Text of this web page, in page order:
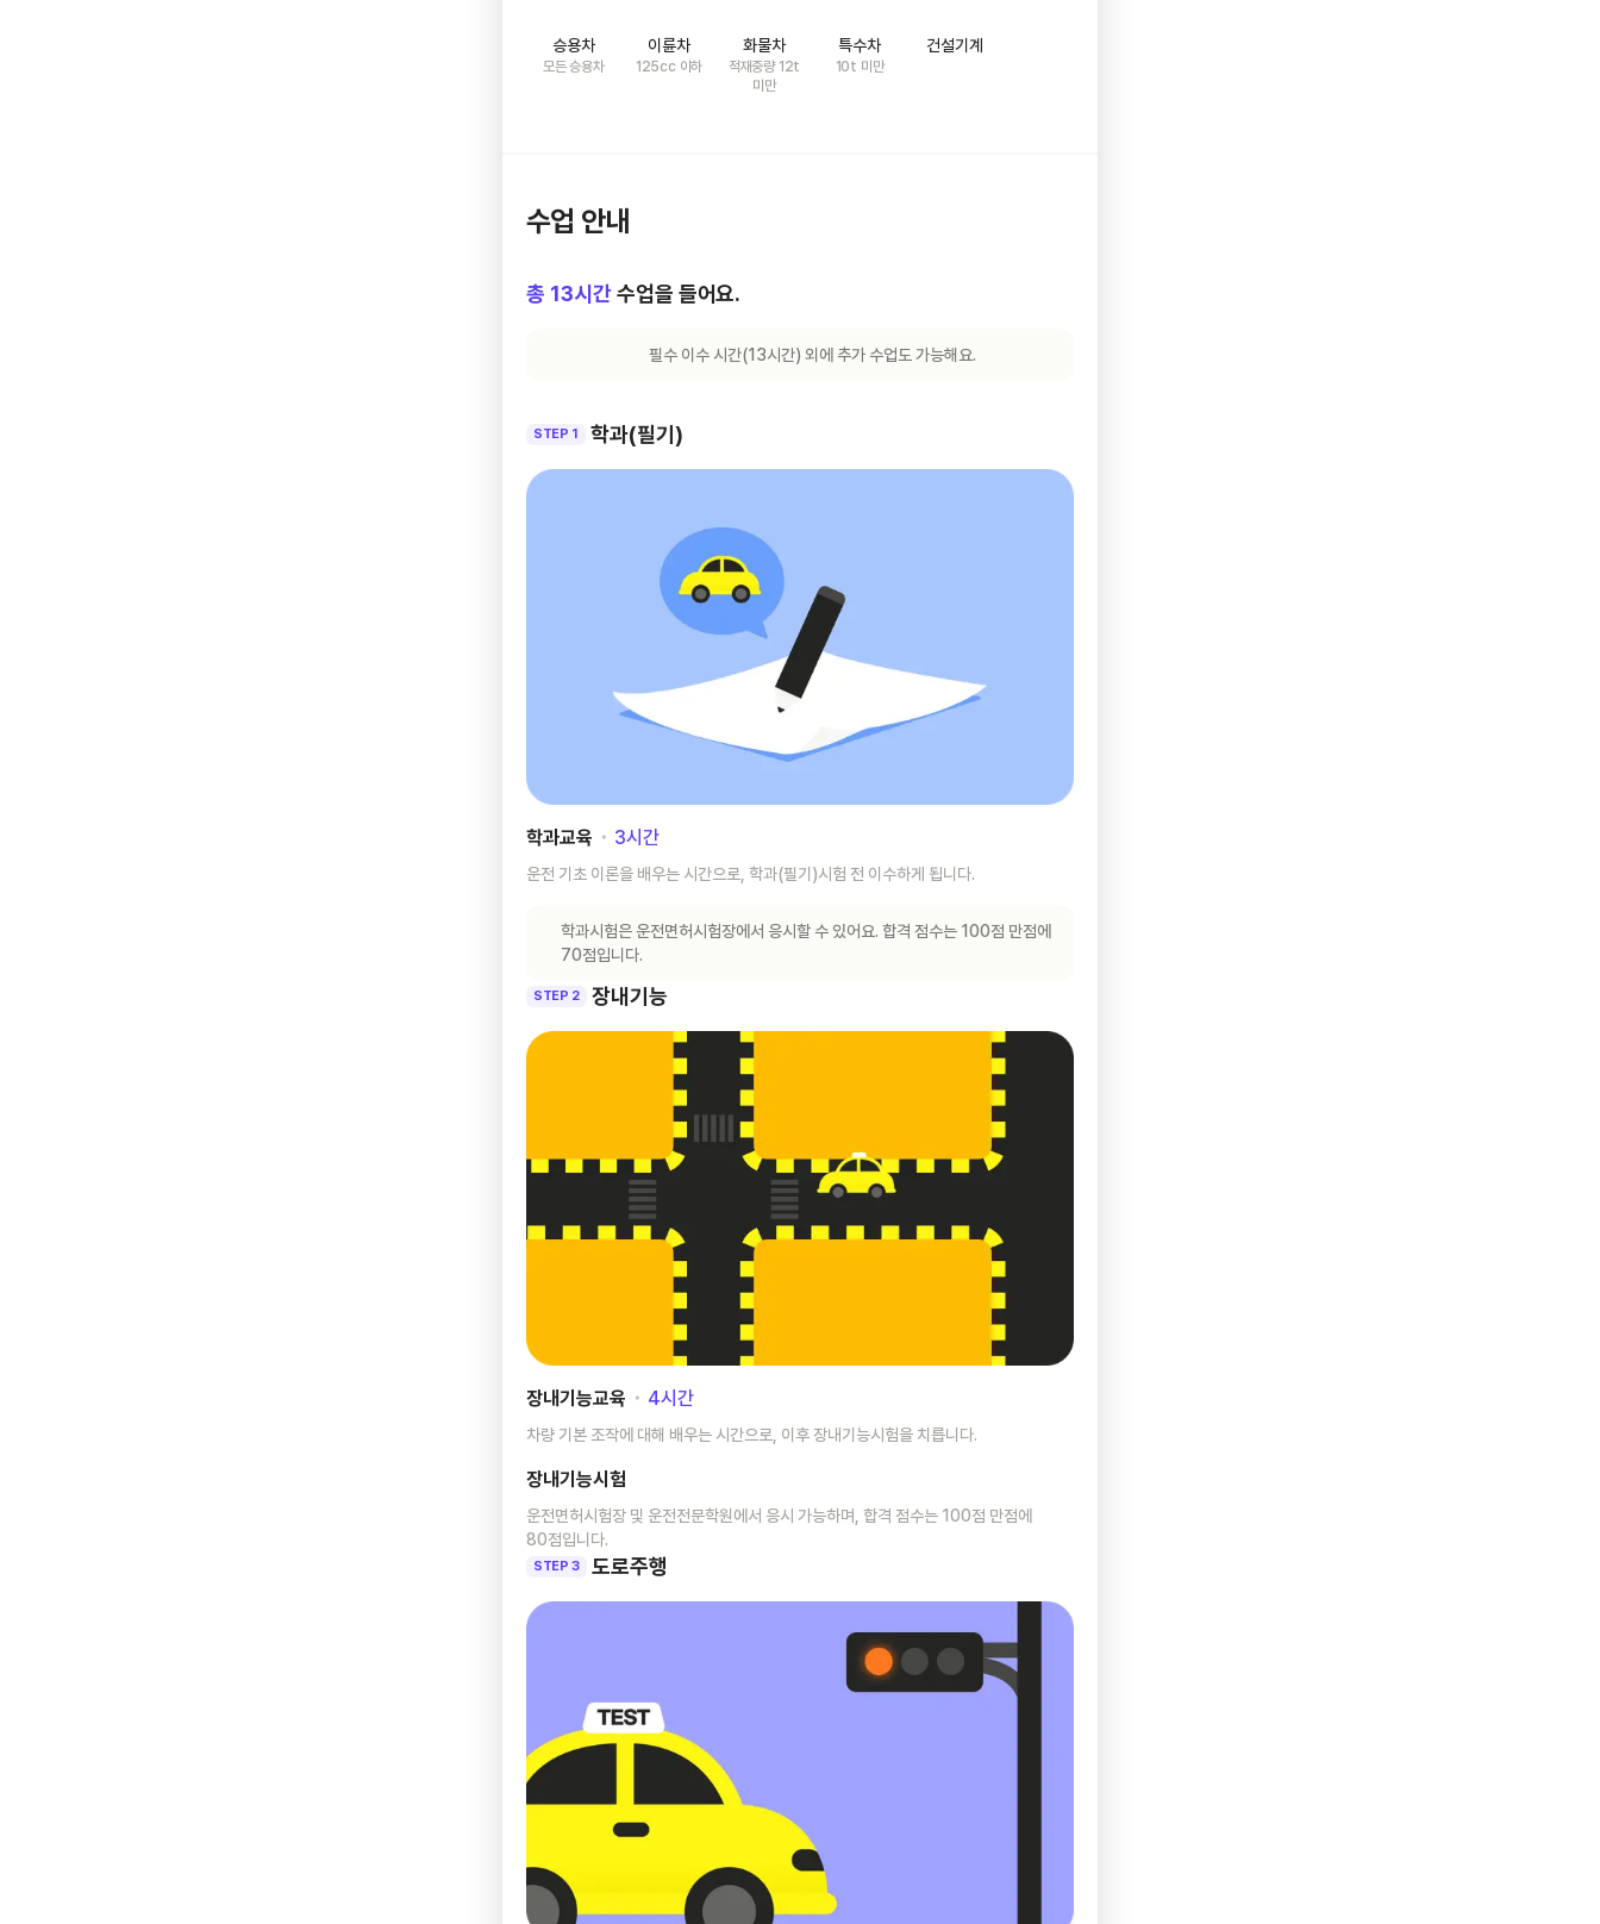
승용차
모든 승용차
이륜차
125cc 이하
화물차
적재중량 12t
미만
특수차
10t 미만
건설기계
수업 안내
총 13시간 수업을 들어요.
필수 이수 시간(13시간) 외에 추가 수업도 가능해요.
STEP 1 학과(필기)
학과교육 ･ 3시간
운전 기초 이론을 배우는 시간으로, 학과(필기)시험 전 이수하게 됩니다.
학과시험은 운전면허시험장에서 응시할 수 있어요. 합격 점수는 100점 만점에
70점입니다.
STEP 2 장내기능
장내기능교육 ･ 4시간
차량 기본 조작에 대해 배우는 시간으로, 이후 장내기능시험을 치릅니다.
장내기능시험
운전면허시험장 및 운전전문학원에서 응시 가능하며, 합격 점수는 100점 만점에
80점입니다.
STEP 3 도로주행